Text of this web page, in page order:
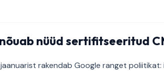
nüüd sertifitseeritud
rakendab Google ranget poliitikat: